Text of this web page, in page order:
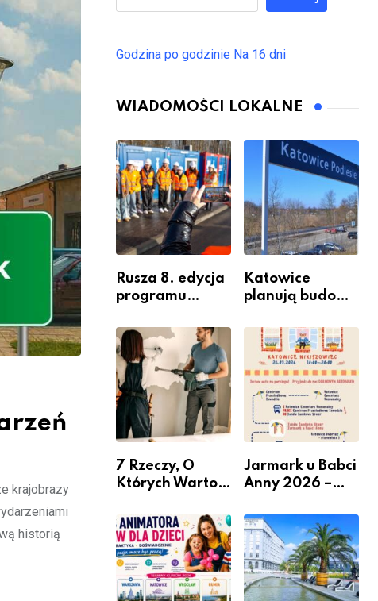
krajobrazy
historią
Godzina po godzinie Na 16 dni
WIADOMOŚCI LOKALNE
Rusza 8. edycja
programu
Miastem
Fachowców” –
nabór dla
przedsiębiorców
Katowice
planują budowę
przesiadkoweg
o w Podlesiu
7 Rzeczy, O
Których Warto
Remontem
Mieszkania
Jarmark u Babci
Anny 2026 –